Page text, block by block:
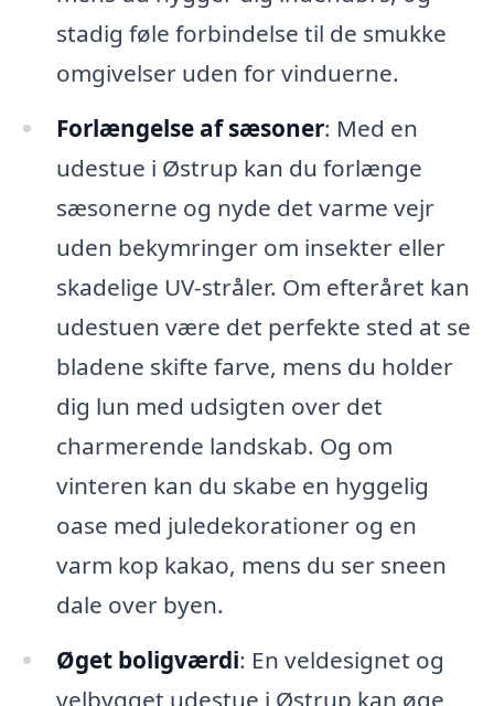
stadig føle forbindelse til de smukke
omgivelser uden for vinduerne.
Forlængelse af sæsoner: Med en
udestue i Østrup kan du forlænge
sæsonerne og nyde det varme vejr
uden bekymringer om insekter eller
skadelige UV-stråler. Om efteråret kan
udestuen være det perfekte sted at se
bladene skifte farve, mens du holder
dig lun med udsigten over det
charmerende landskab. Og om
vinteren kan du skabe en hyggelig
oase med juledekorationer og en
varm kop kakao, mens du ser sneen
dale over byen.
Øget boligværdi: En veldesignet og
velbygget udestue i Østrup kan øge